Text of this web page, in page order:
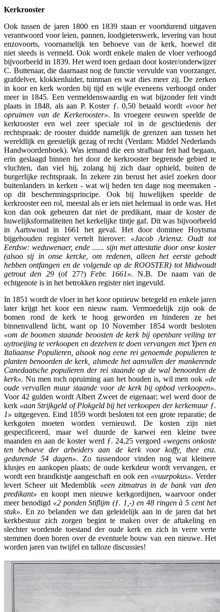
Kerkrooster
Ook tussen de jaren 1800 en 1839 staan er voortdurend uitgaven
verantwoord voor leien, pannen, loodgieterswerk, levering van hout
enzovoorts, voornamelijk ten behoeve van de kerk, hoewel dit
niet steeds is vermeld. Ook wordt enkele malen de vloer verhoogd
bijvoorbeeld in 1839. Het werd toen gedaan door koster/onderwijzer
C. Buttenaar, die daarnaast nog de functie vervulde van voorzanger,
grafdelver, klokkenluider, tuinman en wat dies meer zij. De zerken
in koor en kerk worden bij tijd en wijle eveneens verhoogd onder
meer in 1845. Een vermeldenswaardig en wat bijzonder feit vindt
plaats in 1848, als aan P. Koster ƒ. 0,50 betaald wordt «voor het
opruimen van de Kerkerooster». In vroegere eeuwen speelde de
kerkrooster een wel zeer speciale rol in de geschiedenis der
rechtspraak: de rooster duidde namelijk de grenzen aan tussen het
wereldlijk en geestelijk gezag of recht (Verdam: Middel Nederlands
Handwoordenboek). Was iemand die een strafbaar feit had begaan,
erin geslaagd binnen het door de kerkrooster begrensde gebied te
vluchten, dan viel hij, zolang hij zich daar ophield, buiten de
burgerlijke rechtspraak. In zekere zin berust het asiel zoeken door
buitenlanders in kerken - wat wij heden ten dage nog meemaken -
op dit beschermingsprincipe. Ook bij huwelijken speelde de
kerkrooster een rol, meestal als er iets niet helemaal in orde was. Het
kon dan ook gebeuren dat niet de predikant, maar de koster de
huwelijksformaliteiten het kerkelijke tintje gaf. Dit was bijvoorbeeld
in Aartswoud in 1661 het geval. Het door dominee Hoytsma
bijgehouden register vertelt hierover: «Jacob Ariensz. Oudt tot
Eerdsw: weduwenaer, ende ...... sijn met attestatie door onse koster
(alsoo sij in onse kercke, om redenen, alleen het eerste gebodt
hebben ontfangen en de volgende op de ROOSTER) tot Midwoudt
getrout den 29(of 27?) Febr. 1661». N.B. De naam van de
echtgenote is in het betrokken register niet ingevuld.
In 1851 wordt de vloer in het koor opnieuw betegeld en enkele jaren
later krijgt het koor een nieuw raam. Vermoedelijk zijn ook de
bomen rond de kerk te hoog geworden en hinderen ze het
binnenvallend licht, want op 10 November 1854 wordt besloten
«om de boomen staande beoosten de kerk bij openbare veiling ter
uytroeijing te verkoopen en dezelven te doen vervangen met Ypen en
Italiaanse Populieren, alsook nog eene rei genoemde populieren te
planten benoorden de kerk, alsmede het aanvullen der mankerende
Canedaatsche populieren der rei staande op de wal benoorden de
kerk». Nu men toch opruiming aan het houden is, wil men ook «de
oude vervallen muur staande voor de kerk bij opbod verkoopen».
Voor 42 gulden wordt Albert Zweet de eigenaar; wel werd door de
kerk «aan Strijkgeld of Plokgeld bij het verkoopen der kerkemuur ƒ.
1» uitgegeven. Eind 1859 wordt besloten tot een grote reparatie; de
kerkgoten moeten worden vernieuwd. De kosten zijn niet
gespecificeerd, maar wel duurde de karwei een kleine twee
maanden en aan de koster werd ƒ. 24,25 vergoed «wegens onkoste
ten behoeve der arbeiders aan de kerk voor koffy, thee enz.
gedurende 54 dagen». Zo tussendoor vinden nog wat kleinere
klusjes en aankopen plaats; de oude kerkdeur wordt vervangen, er
wordt een brandkistje aangeschaft en ook een «vuurpokus». Verder
levert Scheer uit Medemblik «een zitmatras in de bank van den
predikant» en koopt men nieuwe kerkgordijnen, waarvoor onder
meer benodigd «2 ponden Stiflijm (ƒ. 1,-) en 48 ringen à 5 cent het
stuk». En zo belanden we dan geleidelijk aan in de jaren dat het
kerkbestuur zich zorgen begint te maken over de aftakeling en
slechter wordende toestand der oude kerk en zich in verre verte
stemmen doen horen over de eventuele bouw van een nieuwe. Het
worden jaren van twijfel en talloze discussies!